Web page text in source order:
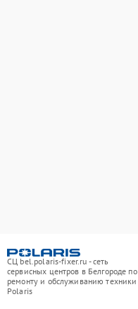
СЦ bel.polaris-fixer.ru - сеть
сервисных центров в Белгороде по
ремонту и обслуживанию техники
Polaris